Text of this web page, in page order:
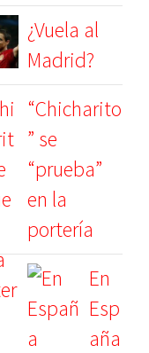
¿Vuela al
Madrid?
“Chicharito
” se
“prueba”
en la
portería
En
Esp
aña